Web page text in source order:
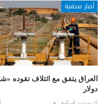
أخبار صحفية
دولار